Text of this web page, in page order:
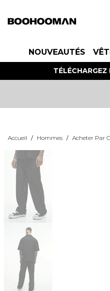
NOUVEAUTÉS
TÉLÉCHARGEZ
Accueil / Hommes / Acheter Par